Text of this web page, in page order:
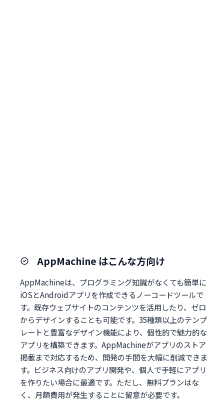
AppMachine はこんな方向け
AppMachineは、プログラミング知識がなくても簡単に
iOSとAndroidアプリを作成できるノーコードツールで
す。既存ウェブサイトのコンテンツを活用したり、ゼロ
からデザインすることも可能です。35種類以上のテンプ
レートと豊富なデザイン機能により、個性的で魅力的な
アプリを構築できます。AppMachineがアプリのストア
掲載まで対応するため、開発の手間を大幅に削減できま
す。ビジネス向けのアプリ開発や、個人で手軽にアプリ
を作りたい場合に最適です。ただし、無料プランはな
く、月額費用が発生することに留意が必要です。